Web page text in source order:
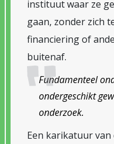
instituut waar ze
gaan, zonder zich
financiering of
buitenaf.
Fundamenteel
ondergeschikt
onderzoek.
Een karikatuur